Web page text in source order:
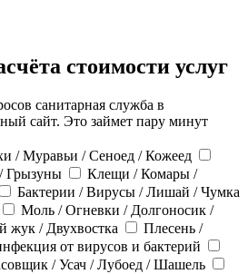
стоимости услуг
санитарная служба в
сайт. Это займет пару минут
/ Муравьи / Сеноед / Кожеед
Грызуны
Клещи / Комары /
Бактерии / Вирусы / Лишай / Чумка
Моль / Огневки / Долгоносик /
жук / Двухвостка
Плесень /
от вирусов и бактерий
/ Усач / Лубоед / Шашель